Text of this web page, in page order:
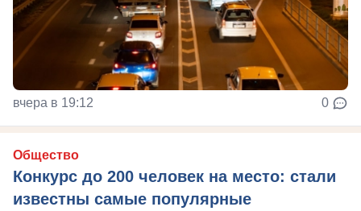
вчера в 19:12 0
Общество
Конкурс до 200 человек на место: стали
известны самые популярные